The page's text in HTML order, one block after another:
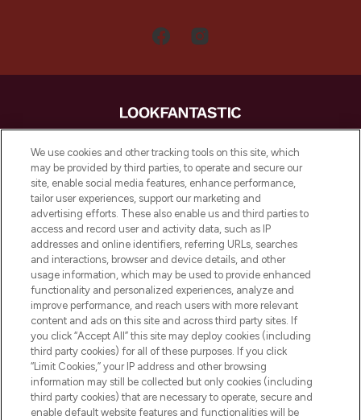
LOOKFANTASTIC is de ultieme online
beautybestemming van Europa, met de
beste huidverzorging, haarproducten en
make-up van meer dan 200 topmerken.
Shop online of via de app, met gratis
verzending vanaf €40.
Cookie-toestemming
Do Not Sell or Share My Personal
Information
HELP & INFORMATIE
BEDRIJFSINFORMATIE
We use cookies and other tracking tools on this site, which
may be provided by third parties, to operate and secure our
site, enable social media features, enhance performance,
tailor user experiences, support our marketing and
advertising efforts. These also enable us and third parties to
access and record user and activity data, such as IP
addresses and online identifiers, referring URLs, searches
and interactions, browser and device details, and other
usage information, which may be used to provide enhanced
functionality and personalized experiences, analyze and
improve performance, and reach users with more relevant
content and ads on this site and across third party sites. If
you click “Accept All” this site may deploy cookies (including
third party cookies) for all of these purposes. If you click
“Limit Cookies,” your IP address and other browsing
information may still be collected but only cookies (including
third party cookies) that are necessary to operate, secure and
enable default website features and functionalities will be